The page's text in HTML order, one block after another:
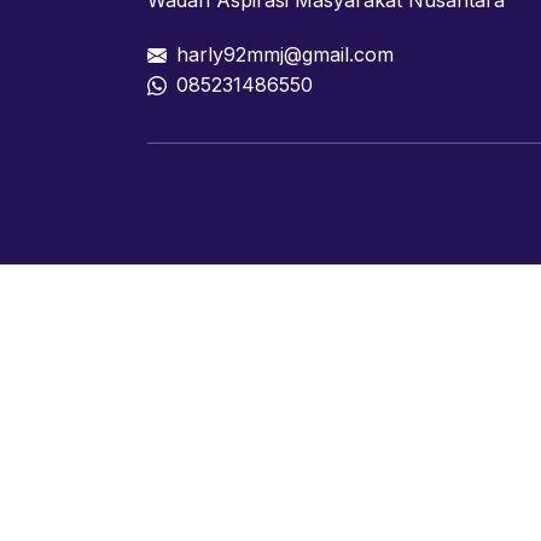
harly92mmj@gmail.com
085231486550